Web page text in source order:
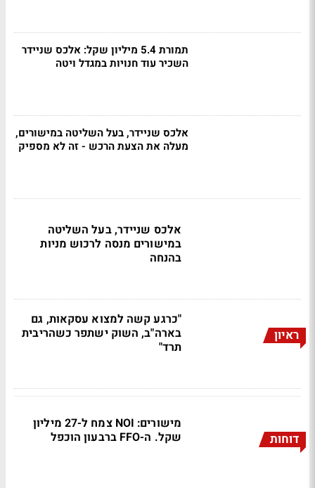
תמורת 5.4 מיליון שקל: אלכס שניידר
השכיר עוד חנויות במגדל ויטה
אלכס שניידר, בעל השליטה במישורים,
מעלה את הצעת הרכש - זה לא מספיק
אלכס שניידר, בעל השליטה
במישורים מנסה לרכוש מניות
בהנחה
ראיון
"כרגע קשה למצוא עסקאות, גם
בארה"ב, השוק ישתפר כשהריבית
תרד"
דוחות
מישורים: NOI צמח ל-27 מיליון
שקל. ה-FFO ברבעון הוכפל